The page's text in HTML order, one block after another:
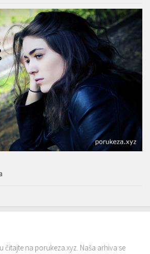
čitajte na porukeza.xyz. Naša arhiva se